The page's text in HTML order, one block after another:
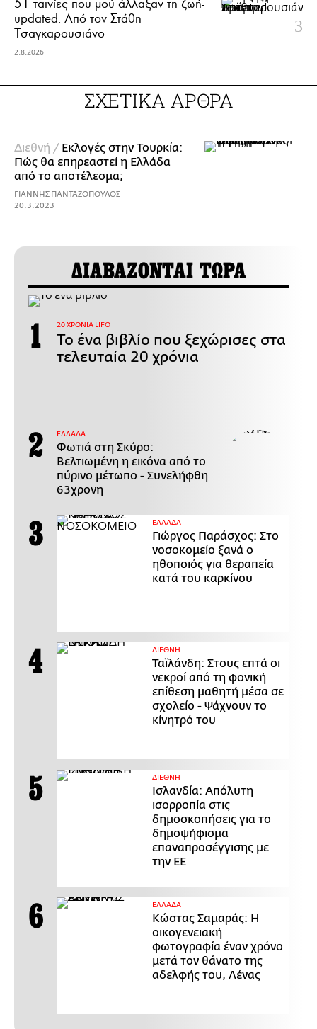
51 ταινίες που μού άλλαξαν τη ζωή-
updated. Aπό τον Στάθη
Τσαγκαρουσιάνο
2.8.2026
ΣΧΕΤΙΚΑ ΑΡΘΡΑ
Διεθνή / Εκλογές στην Τουρκία:
Πώς θα επηρεαστεί η Ελλάδα
από το αποτέλεσμα;
ΓΙΑΝΝΗΣ ΠΑΝΤΑΖΟΠΟΥΛΟΣ
20.3.2023
ΔΙΑΒΑΖΟΝΤΑΙ ΤΩΡΑ
20 ΧΡΟΝΙΑ LIFO
Το ένα βιβλίο που ξεχώρισες στα
τελευταία 20 χρόνια
ΕΛΛΑΔΑ
Φωτιά στη Σκύρο:
Βελτιωμένη η εικόνα από το
πύρινο μέτωπο - Συνελήφθη
63χρονη
ΕΛΛΑΔΑ
Γιώργος Παράσχος: Στο
νοσοκομείο ξανά ο
ηθοποιός για θεραπεία
κατά του καρκίνου
ΔΙΕΘΝΗ
Ταϊλάνδη: Στους επτά οι
νεκροί από τη φονική
επίθεση μαθητή μέσα σε
σχολείο - Ψάχνουν το
κίνητρό του
ΔΙΕΘΝΗ
Ισλανδία: Απόλυτη
ισορροπία στις
δημοσκοπήσεις για το
δημοψήφισμα
επαναπροσέγγισης με
την ΕΕ
ΕΛΛΑΔΑ
Κώστας Σαμαράς: Η
οικογενειακή
φωτογραφία έναν χρόνο
μετά τον θάνατο της
αδελφής του, Λένας